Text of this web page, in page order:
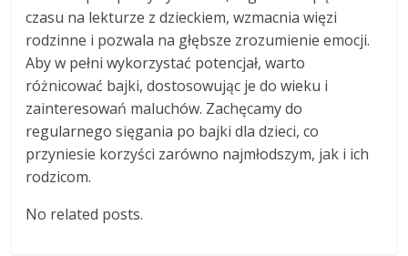
czasu na lekturze z dzieckiem, wzmacnia więzi
rodzinne i pozwala na głębsze zrozumienie emocji.
Aby w pełni wykorzystać potencjał, warto
różnicować bajki, dostosowując je do wieku i
zainteresowań maluchów. Zachęcamy do
regularnego sięgania po bajki dla dzieci, co
przyniesie korzyści zarówno najmłodszym, jak i ich
rodzicom.
No related posts.